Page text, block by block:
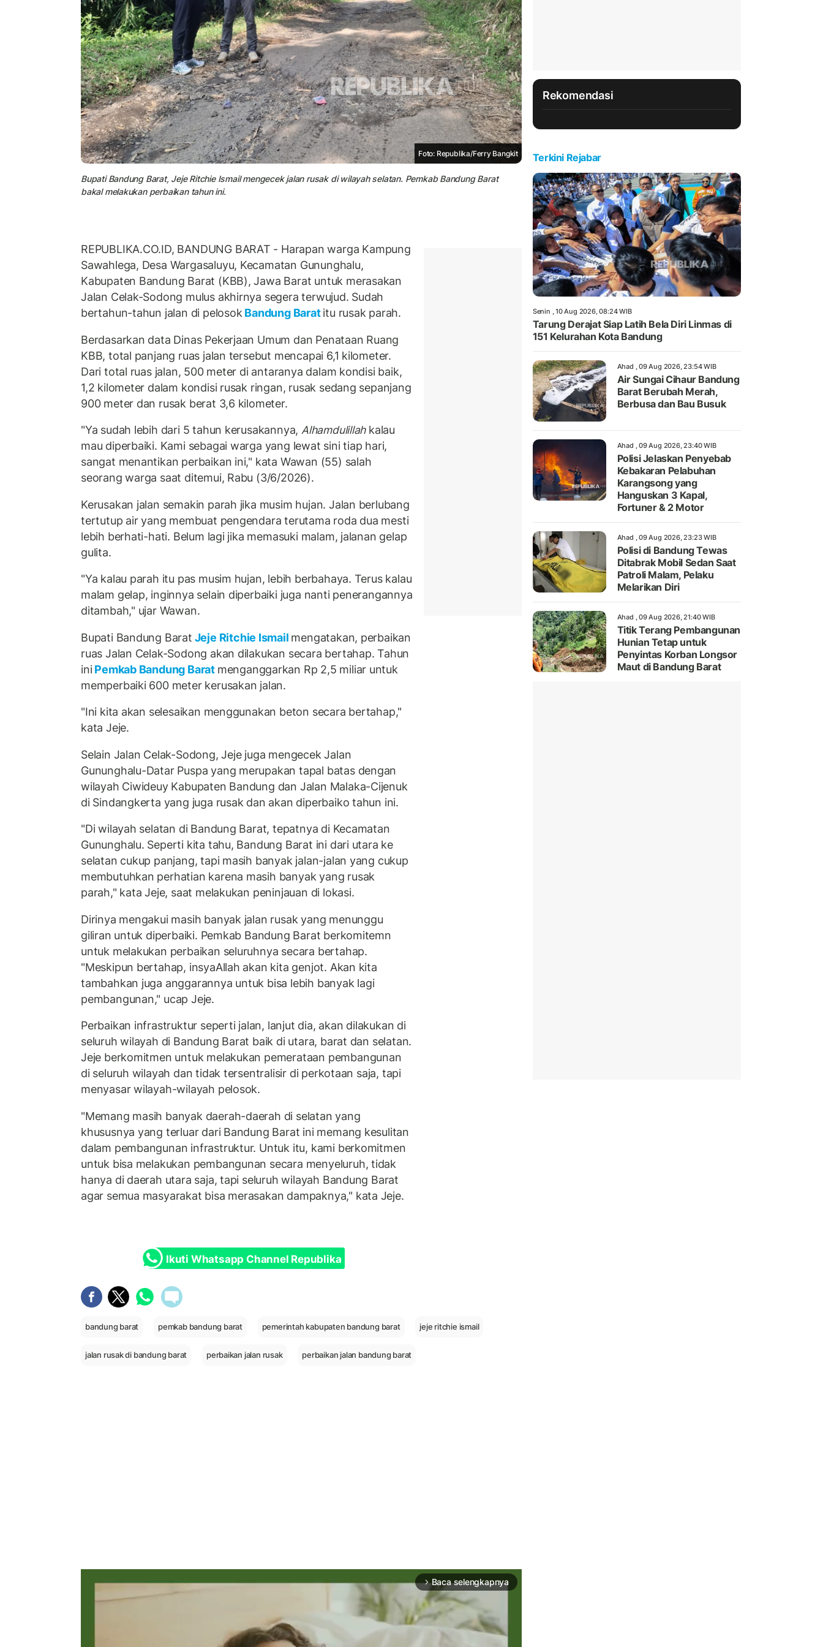
Foto: Republika/Ferry Bangkit
Bupati Bandung Barat, Jeje Ritchie Ismail mengecek jalan rusak di wilayah selatan. Pemkab Bandung Barat
bakal melakukan perbaikan tahun ini.
REPUBLIKA.CO.ID, BANDUNG BARAT - Harapan warga Kampung
Sawahlega, Desa Wargasaluyu, Kecamatan Gununghalu,
Kabupaten Bandung Barat (KBB), Jawa Barat untuk merasakan
Jalan Celak-Sodong mulus akhirnya segera terwujud. Sudah
bertahun-tahun jalan di pelosok Bandung Baratitu rusak parah.
Berdasarkan data Dinas Pekerjaan Umum dan Penataan Ruang
KBB, total panjang ruas jalan tersebut mencapai 6,1 kilometer.
Dari total ruas jalan, 500 meter di antaranya dalam kondisi baik,
1,2 kilometer dalam kondisi rusak ringan, rusak sedang sepanjang
900 meter dan rusak berat 3,6 kilometer.
"Ya sudah lebih dari 5 tahun kerusakannya, Alhamdulillahkalau
mau diperbaiki. Kami sebagai warga yang lewat sini tiap hari,
sangat menantikan perbaikan ini," kata Wawan (55) salah
seorang warga saat ditemui, Rabu (3/6/2026).
Kerusakan jalan semakin parah jika musim hujan. Jalan berlubang
tertutup air yang membuat pengendara terutama roda dua mesti
lebih berhati-hati. Belum lagi jika memasuki malam, jalanan gelap
gulita.
"Ya kalau parah itu pas musim hujan, lebih berbahaya. Terus kalau
malam gelap, inginnya selain diperbaiki juga nanti penerangannya
ditambah," ujar Wawan.
Bupati Bandung Barat Jeje Ritchie Ismail mengatakan, perbaikan
ruas Jalan Celak-Sodong akan dilakukan secara bertahap. Tahun
iniPemkab Bandung Barat menganggarkan Rp 2,5 miliar untuk
memperbaiki 600 meter kerusakan jalan.
"Ini kita akan selesaikan menggunakan beton secara bertahap,"
kata Jeje.
Selain Jalan Celak-Sodong, Jeje juga mengecek Jalan
Gununghalu-Datar Puspa yang merupakan tapal batas dengan
wilayah Ciwideuy Kabupaten Bandung dan Jalan Malaka-Cijenuk
di Sindangkerta yang juga rusak dan akan diperbaiko tahun ini.
"Di wilayah selatan di Bandung Barat, tepatnya di Kecamatan
Gununghalu. Seperti kita tahu, Bandung Barat ini dari utara ke
selatan cukup panjang, tapi masih banyak jalan-jalan yang cukup
membutuhkan perhatian karena masih banyak yang rusak
parah," kata Jeje, saat melakukan peninjauan di lokasi.
Dirinya mengakui masih banyak jalan rusak yang menunggu
giliran untuk diperbaiki. Pemkab Bandung Barat berkomitemn
untuk melakukan perbaikan seluruhnya secara bertahap.
"Meskipun bertahap, insyaAllah akan kita genjot. Akan kita
tambahkan juga anggarannya untuk bisa lebih banyak lagi
pembangunan," ucap Jeje.
Perbaikan infrastruktur seperti jalan, lanjut dia, akan dilakukan di
seluruh wilayah di Bandung Barat baik di utara, barat dan selatan.
Jeje berkomitmen untuk melakukan pemerataan pembangunan
di seluruh wilayah dan tidak tersentralisir di perkotaan saja, tapi
menyasar wilayah-wilayah pelosok.
"Memang masih banyak daerah-daerah di selatan yang
khususnya yang terluar dari Bandung Barat ini memang kesulitan
dalam pembangunan infrastruktur. Untuk itu, kami berkomitmen
untuk bisa melakukan pembangunan secara menyeluruh, tidak
hanya di daerah utara saja, tapi seluruh wilayah Bandung Barat
agar semua masyarakat bisa merasakan dampaknya," kata Jeje.
Ikuti Whatsapp Channel Republika
bandung barat pemkab bandung barat pemerintah kabupaten bandung barat jeje ritchie ismail
jalan rusak di bandung barat perbaikan jalan rusak perbaikan jalan bandung barat
arrow_forward_ios Baca selengkapnya
Rekomendasi
Terkini Rejabar
Senin , 10 Aug 2026, 08:24 WIB
Tarung Derajat Siap Latih Bela Diri Linmas di
151 Kelurahan Kota Bandung
Ahad , 09 Aug 2026, 23:54 WIB
Air Sungai Cihaur Bandung
Barat Berubah Merah,
Berbusa dan Bau Busuk
Ahad , 09 Aug 2026, 23:40 WIB
Polisi Jelaskan Penyebab
Kebakaran Pelabuhan
Karangsong yang
Hanguskan 3 Kapal,
Fortuner & 2 Motor
Ahad , 09 Aug 2026, 23:23 WIB
Polisi di Bandung Tewas
Ditabrak Mobil Sedan Saat
Patroli Malam, Pelaku
Melarikan Diri
Ahad , 09 Aug 2026, 21:40 WIB
Titik Terang Pembangunan
Hunian Tetap untuk
Penyintas Korban Longsor
Maut di Bandung Barat